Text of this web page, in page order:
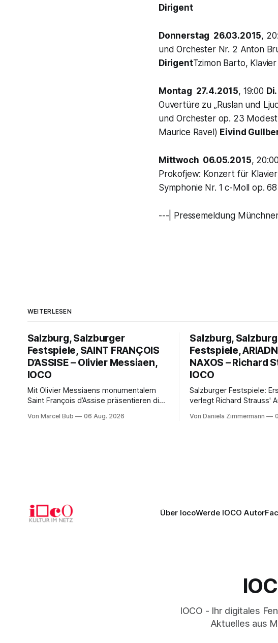
Dirigent
Donnerstag 26.03.2015,
und Orchester Nr. 2 Anton
DirigentTzimon Barto, Klavier
Montag 27.4.2015, 19:00
Ouvertüre zu „Ruslan und
und Orchester op. 23
Maurice Ravel) Eivind
Mittwoch 06.05.2015, 20:00
Prokofjew: Konzert für
Symphonie Nr. 1 c-Moll op. 68
---| Pressemeldung
WEITERLESEN
Salzburg, Salzburger
Festspiele, SAINT FRANÇOIS
D’ASSISE – Olivier Messiaen,
IOCO
Mit Olivier Messiaens monumentalem
Saint François d’Assise präsentieren die
außergewöhnlichen Opernabend.
Von Marcel Bub 06 Aug. 2026
Salzburg,
Festspiele,
NAXOS – Richard
IOCO
Salzburger Festspiele:
verlegt Richard Strauss'
Science-Fiction mit
Von Daniela Zimmermann
Über IocoWerde IOCO Autor
IOCO - Ihr digitales
Aktuelles aus